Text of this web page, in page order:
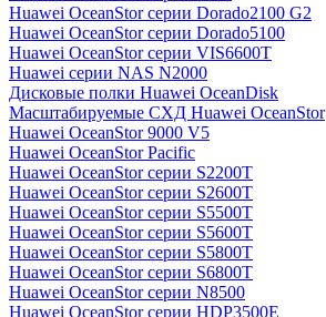
Huawei OceanStor серии Dorado2100 G2
Huawei OceanStor серии Dorado5100
Huawei OceanStor серии VIS6600T
Huawei серии NAS N2000
Дисковые полки Huawei OceanDisk
Масштабируемые СХД Huawei OceanStor
Huawei OceanStor 9000 V5
Huawei OceanStor Pacific
Huawei OceanStor серии S2200T
Huawei OceanStor серии S2600T
Huawei OceanStor серии S5500T
Huawei OceanStor серии S5600T
Huawei OceanStor серии S5800T
Huawei OceanStor серии S6800T
Huawei OceanStor серии N8500
Huawei OceanStor серии HDP3500E